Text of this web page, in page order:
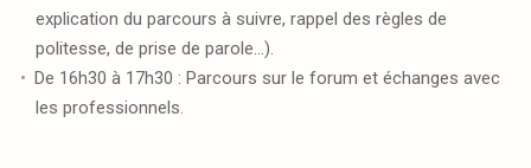
explication du parcours à suivre, rappel des règles de
politesse, de prise de parole...).
De 16h30 à 17h30 : Parcours sur le forum et échanges avec
les professionnels.